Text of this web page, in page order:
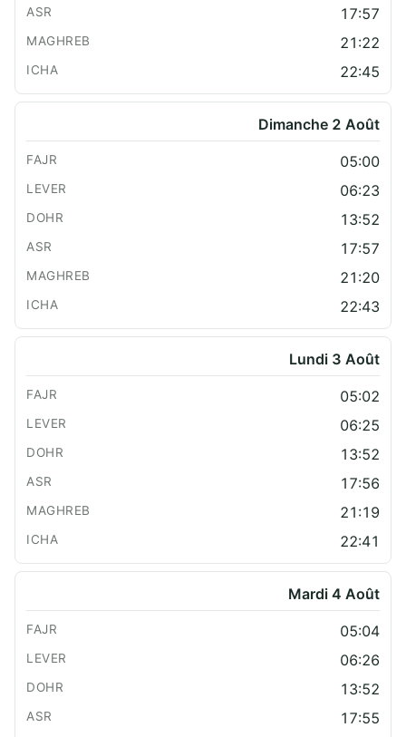
17:57
21:22
22:45
Dimanche 2 Août
05:00
06:23
13:52
17:57
21:20
22:43
Lundi 3 Août
05:02
06:25
13:52
17:56
21:19
22:41
Mardi 4 Août
05:04
06:26
13:52
17:55